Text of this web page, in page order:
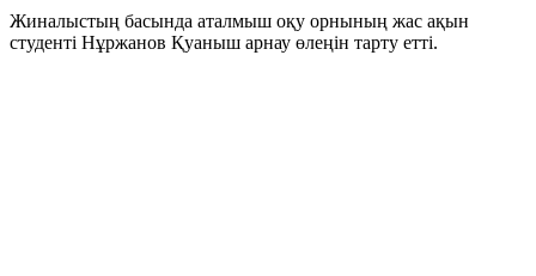
Жиналыстың басында аталмыш оқу орнының жас ақын
студенті Нұржанов Қуаныш арнау өлеңін тарту етті.